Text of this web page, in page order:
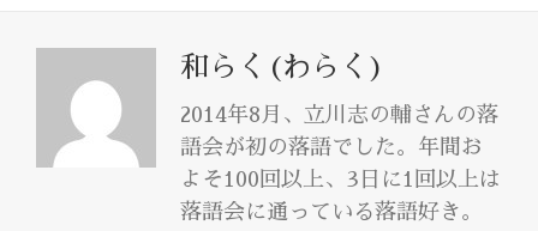
和らく(わらく)
2014年8月、立川志の輔さんの落
語会が初の落語でした。年間お
よそ100回以上、3日に1回以上は
落語会に通っている落語好き。